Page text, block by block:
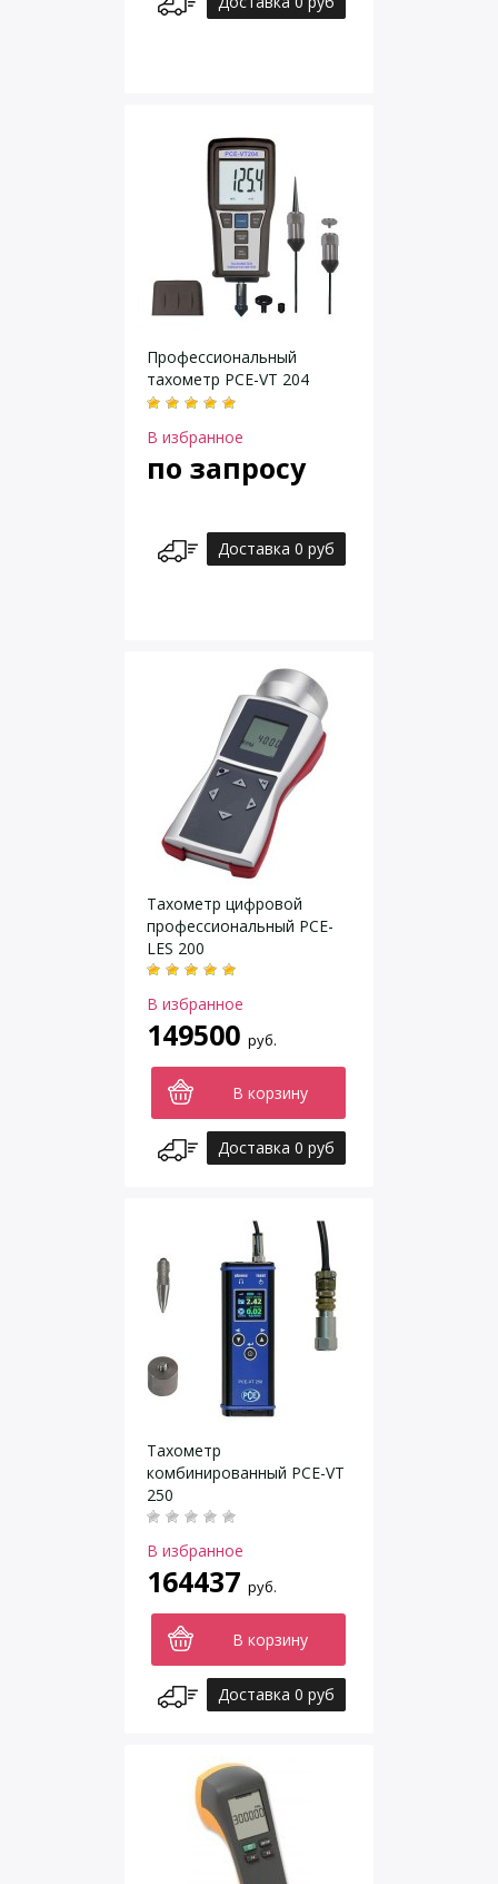
Профессиональный
тахометр PCE-VT 204
В избранное
по запросу
Доставка 0 руб
Тахометр цифровой
профессиональный PCE-
LES 200
В избранное
149500 руб.
В корзину
Доставка 0 руб
Тахометр
комбинированный PCE-VT
250
В избранное
164437 руб.
В корзину
Доставка 0 руб